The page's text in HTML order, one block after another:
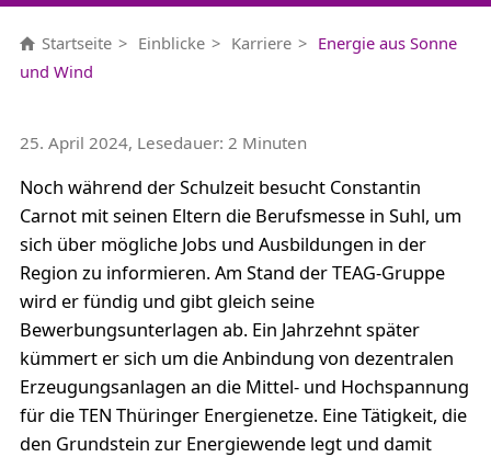
Startseite Einblicke Karriere
Energie aus Sonne
und Wind
25. April 2024, Lesedauer: 2 Minuten
Noch während der Schulzeit besucht Constantin
Carnot mit seinen Eltern die Berufsmesse in Suhl, um
sich über mögliche Jobs und Ausbildungen in der
Region zu informieren. Am Stand der TEAG-Gruppe
wird er fündig und gibt gleich seine
Bewerbungsunterlagen ab. Ein Jahrzehnt später
kümmert er sich um die Anbindung von dezentralen
Erzeugungsanlagen an die Mittel- und Hochspannung
für die TEN Thüringer Energienetze. Eine Tätigkeit, die
den Grundstein zur Energiewende legt und damit